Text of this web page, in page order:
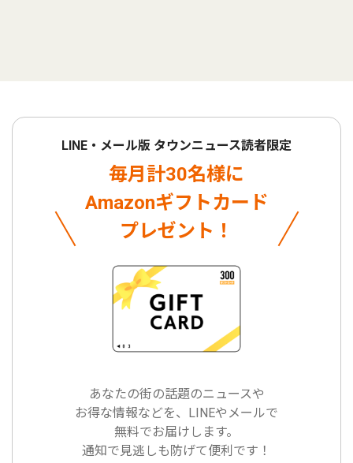
LINE・メール版 タウンニュース読者限定
毎月計30名様に
Amazonギフトカード
プレゼント！
あなたの街の話題のニュースや
お得な情報などを、LINEやメールで
無料でお届けします。
通知で見逃しも防げて便利です！